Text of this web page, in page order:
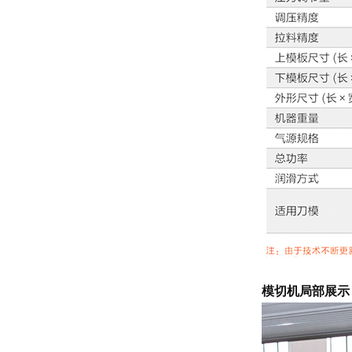
模切机局部展